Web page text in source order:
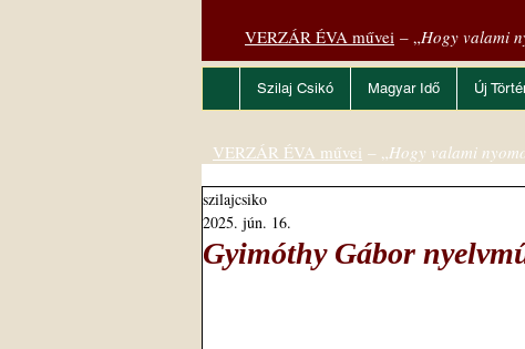
VERZÁR ÉVA művei – „Hogy valami
Szilaj Csikó Magyar Idő Új
Gyimóthy Gábor
szilajcsiko
2025. jún. 16.
VERZÁR ÉVA művei – „Hogy valami